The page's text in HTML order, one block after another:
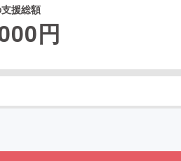
援総額
円